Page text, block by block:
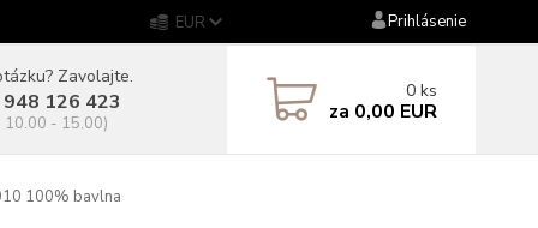
EUR Prihlásenie
Zavolajte.
126 423
10.00 - 15.00)
0 ks
za 0,00 EUR
100% bavlna